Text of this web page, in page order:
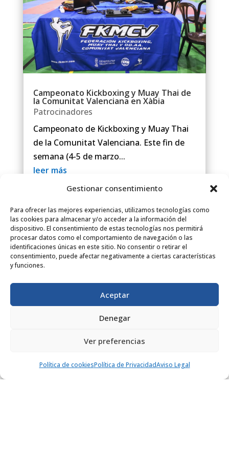
Gestionar consentimiento
Para ofrecer las mejores experiencias, utilizamos tecnologías como
las cookies para almacenar y/o acceder a la información del
dispositivo. El consentimiento de estas tecnologías nos permitirá
procesar datos como el comportamiento de navegación o las
identificaciones únicas en este sitio. No consentir o retirar el
consentimiento, puede afectar negativamente a ciertas características
y funciones.
Aceptar
Denegar
Ver preferencias
Política de cookiesPolítica de PrivacidadAviso Legal
Campeonato Kickboxing y Muay Thai de
la Comunitat Valenciana en Xàbia
Patrocinadores
Campeonato de Kickboxing y Muay Thai
de la Comunitat Valenciana. Este fin de
semana (4-5 de marzo...
leer más
Campeonato Europeo de Taekwon-Do